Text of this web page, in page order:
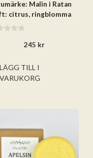
Malin i Ratan
citrus, ringblomma
245 kr
LÄGG TILL I
VARUKORG